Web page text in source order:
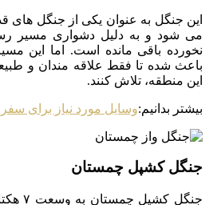
این جنگل به عنوان یکی از جنگل های
می شود و به دلیل دشواری مسیر
نخورده باقی مانده است. اما این
باعث شده تا فقط علاقه مندان و
این منطقه، تلاش کنند.
بیشتر بدانیم:وسایل مورد نیاز برای
جنگل کشپل چمستان